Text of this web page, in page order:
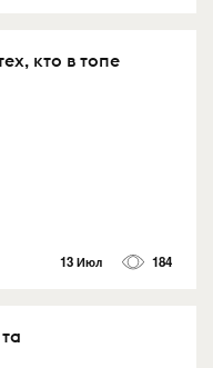
кто в топе
13 Июл 184